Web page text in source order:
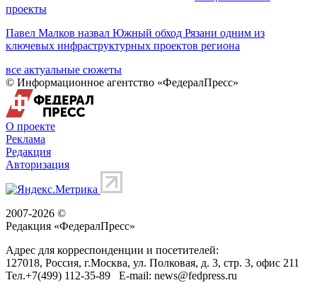
проекты
Павел Малков назвал Южный обход Рязани одним из
ключевых инфраструктурных проектов региона
все актуальные сюжеты
© Информационное агентство «ФедералПресс»
О проекте
Реклама
Редакция
Авторизация
2007-2026 ©
Редакция «ФедералПресс»
Адрес для корреспонденции и посетителей:
127018, Россия, г.Москва, ул. Полковая, д. 3, стр. 3, офис 211
Тел.+7(499) 112-35-89 E-mail: news@fedpress.ru